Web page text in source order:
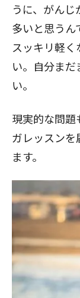
うに、がん
多いと思うん
スッキリ軽
い。自分ま
い。
現実的な問題
ガレッスン
ます。